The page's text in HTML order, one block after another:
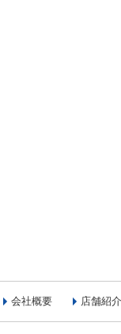
会社概要 店舗紹介